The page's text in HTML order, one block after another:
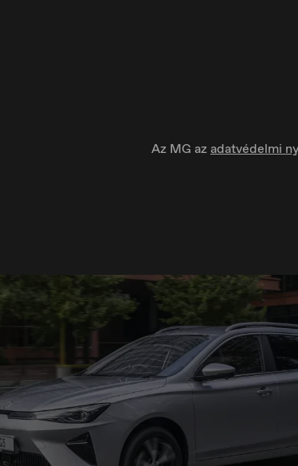
Nederland
Nederlands
Az MG azadatvédelmi